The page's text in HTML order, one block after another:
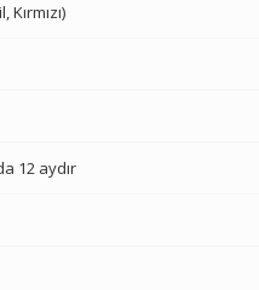
12 aydır